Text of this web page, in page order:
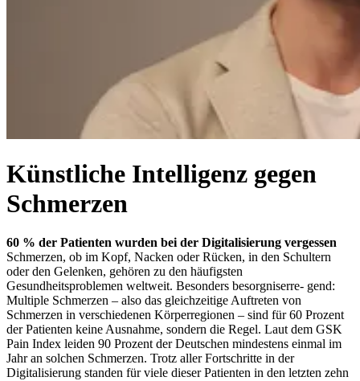
Künstliche Intelligenz gegen
Schmerzen
60 % der Patienten wurden bei der Digitalisierung vergessen
Schmerzen, ob im Kopf, Nacken oder Rücken, in den Schultern
oder den Gelenken, gehören zu den häufigsten
Gesundheitsproblemen weltweit. Besonders besorgniserre- gend:
Multiple Schmerzen – also das gleichzeitige Auftreten von
Schmerzen in verschiedenen Körperregionen – sind für 60 Prozent
der Patienten keine Ausnahme, sondern die Regel. Laut dem GSK
Pain Index leiden 90 Prozent der Deutschen mindestens einmal im
Jahr an solchen Schmerzen. Trotz aller Fortschritte in der
Digitalisierung standen für viele dieser Patienten in den letzten zehn